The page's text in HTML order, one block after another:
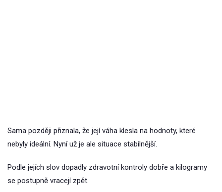
Sama později přiznala, že její váha klesla na hodnoty, které
nebyly ideální. Nyní už je ale situace stabilnější.
Podle jejích slov dopadly zdravotní kontroly dobře a kilogramy
se postupně vracejí zpět.